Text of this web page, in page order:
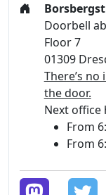
Doorbell
Floor 7
01309
There’s no
the door.
Next office
From
From